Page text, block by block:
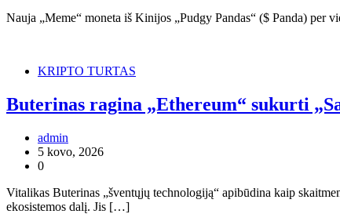
Nauja „Meme“ moneta iš Kinijos „Pudgy Pandas“ ($ Panda)
KRIPTO TURTAS
Buterinas ragina „Ethereum“ sukurti
admin
5 kovo, 2026
0
Vitalikas Buterinas „šventųjų technologiją“ apibūdina kaip
ekosistemos dalį. Jis […]